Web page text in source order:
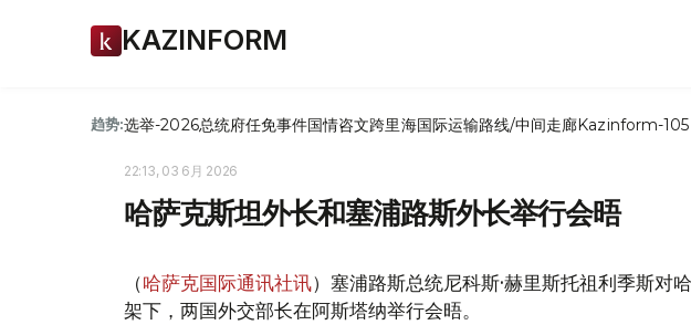
KAZINFORM
趋势:选举-2026总统府任免事件国情咨文跨里海国际运输路线/中间走廊Kazinform-105
22:13, 03 6月 2026
哈萨克斯坦外长和塞浦路斯外长举行会晤
（哈萨克国际通讯社讯）塞浦路斯总统尼科斯·赫里斯托祖利季斯对
架下，两国外交部长在阿斯塔纳举行会晤。